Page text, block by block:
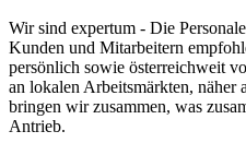
Wir sind expertum - Die
Kunden und Mitarbeitern
persönlich sowie österreichweit
an lokalen Arbeitsmärkten, näher
bringen wir zusammen, was
Antrieb.